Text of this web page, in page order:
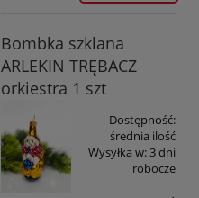
Bombka szklana
ARLEKIN TRĘBACZ
orkiestra 1 szt
Dostępność:
średnia ilość
Wysyłka w:3 dni
robocze